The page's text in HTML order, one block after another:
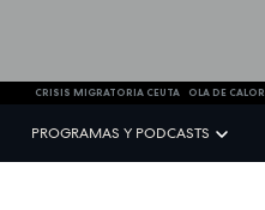
CRISIS MIGRATORIA CEUTA OLA DE CALOR
PROGRAMAS Y PODCASTS